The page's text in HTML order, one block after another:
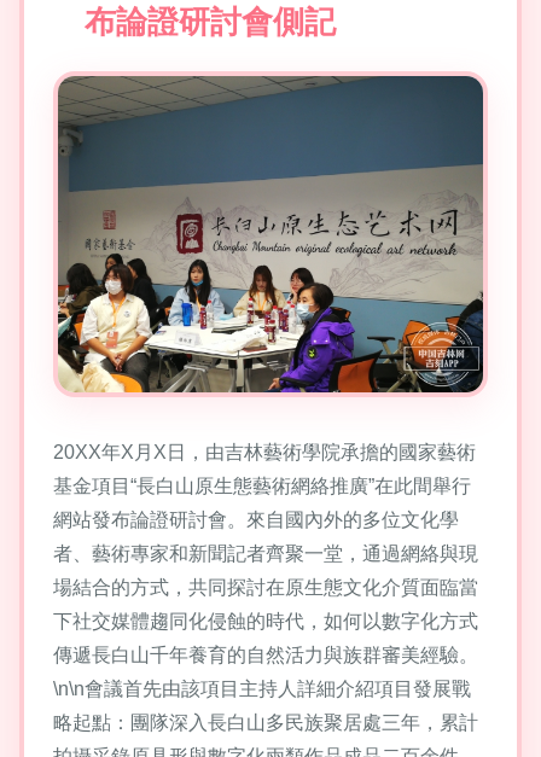
布論證研討會側記
20XX年X月X日，由吉林藝術學院承擔的國家藝術
基金項目“長白山原生態藝術網絡推廣”在此間舉行
網站發布論證研討會。來自國內外的多位文化學
者、藝術專家和新聞記者齊聚一堂，通過網絡與現
場結合的方式，共同探討在原生態文化介質面臨當
下社交媒體趨同化侵蝕的時代，如何以數字化方式
傳遞長白山千年養育的自然活力與族群審美經驗。
\n\n會議首先由該項目主持人詳細介紹項目發展戰
略起點：團隊深入長白山多民族聚居處三年，累計